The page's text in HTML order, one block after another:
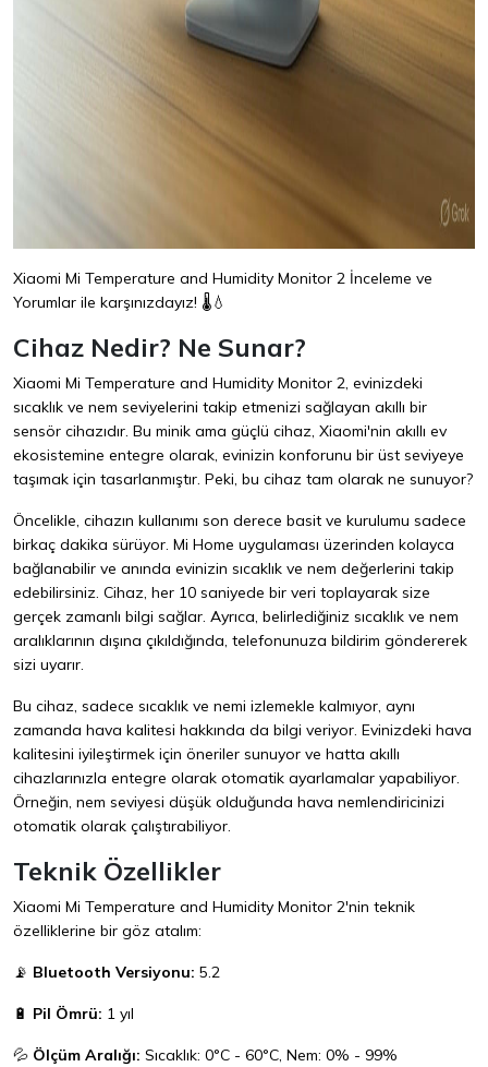
Xiaomi Mi Temperature and Humidity Monitor 2 İnceleme ve
Yorumlar ile karşınızdayız! 🌡️💧
Cihaz Nedir? Ne Sunar?
Xiaomi Mi Temperature and Humidity Monitor 2, evinizdeki
sıcaklık ve nem seviyelerini takip etmenizi sağlayan akıllı bir
sensör cihazıdır. Bu minik ama güçlü cihaz, Xiaomi'nin akıllı ev
ekosistemine entegre olarak, evinizin konforunu bir üst seviyeye
taşımak için tasarlanmıştır. Peki, bu cihaz tam olarak ne sunuyor?
Öncelikle, cihazın kullanımı son derece basit ve kurulumu sadece
birkaç dakika sürüyor. Mi Home uygulaması üzerinden kolayca
bağlanabilir ve anında evinizin sıcaklık ve nem değerlerini takip
edebilirsiniz. Cihaz, her 10 saniyede bir veri toplayarak size
gerçek zamanlı bilgi sağlar. Ayrıca, belirlediğiniz sıcaklık ve nem
aralıklarının dışına çıkıldığında, telefonunuza bildirim göndererek
sizi uyarır.
Bu cihaz, sadece sıcaklık ve nemi izlemekle kalmıyor, aynı
zamanda hava kalitesi hakkında da bilgi veriyor. Evinizdeki hava
kalitesini iyileştirmek için öneriler sunuyor ve hatta akıllı
cihazlarınızla entegre olarak otomatik ayarlamalar yapabiliyor.
Örneğin, nem seviyesi düşük olduğunda hava nemlendiricinizi
otomatik olarak çalıştırabiliyor.
Teknik Özellikler
Xiaomi Mi Temperature and Humidity Monitor 2'nin teknik
özelliklerine bir göz atalım:
📡 Bluetooth Versiyonu: 5.2
🔋 Pil Ömrü: 1 yıl
💦 Ölçüm Aralığı: Sıcaklık: 0°C - 60°C, Nem: 0% - 99%